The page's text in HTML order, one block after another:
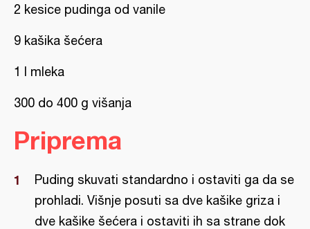
2 kesice pudinga od vanile
9 kašika šećera
1 l mleka
300 do 400 g višanja
Priprema
Puding skuvati standardno i ostaviti ga da se
prohladi. Višnje posuti sa dve kašike griza i
dve kašike šećera i ostaviti ih sa strane dok